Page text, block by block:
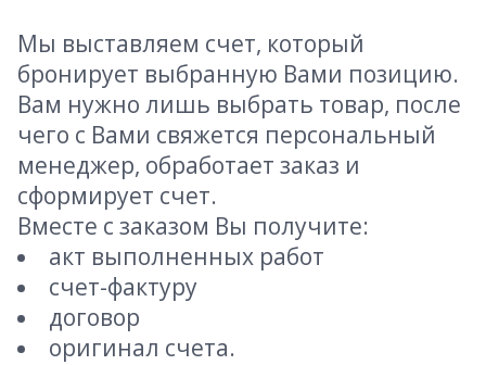
Мы выставляем счет, который
бронирует выбранную Вами позицию.
Вам нужно лишь выбрать товар, после
чего с Вами свяжется персональный
менеджер, обработает заказ и
сформирует счет.
Вместе с заказом Вы получите:
акт выполненных работ
счет-фактуру
договор
оригинал счета.